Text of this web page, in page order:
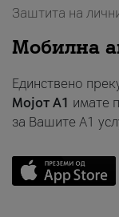
Заштита на
Мобилна
Единствено
Мојот A1 имате
за Вашите A1